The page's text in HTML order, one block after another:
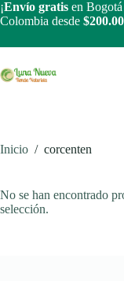
Saltar
al
¡Envío gratis en
Colombia desde
Inicio / corcenten
No se han encontrado
selección.